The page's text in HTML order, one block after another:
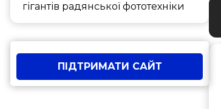
гігантів радянської фототехніки
ПІДТРИМАТИ САЙТ